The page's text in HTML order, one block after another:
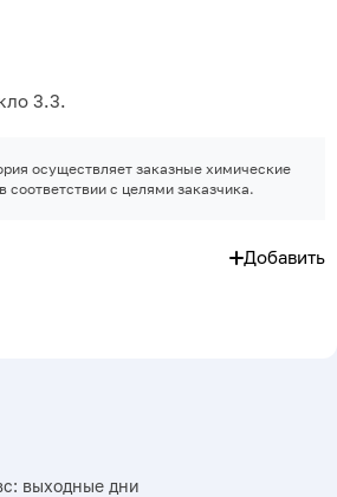
3.3.
осуществляет заказные химические
соответствии с целями заказчика.
Добавить
выходные дни